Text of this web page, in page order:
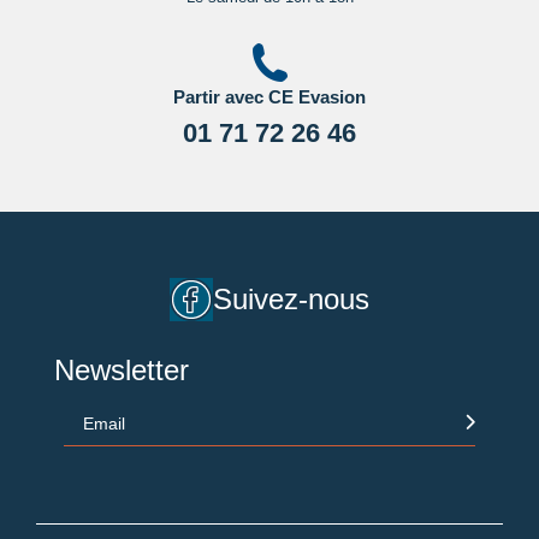
Partir avec CE Evasion
01 71 72 26 46
Suivez-nous
Newsletter
Email